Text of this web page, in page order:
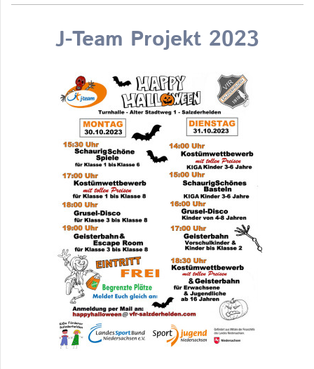
J-Team Projekt 2023